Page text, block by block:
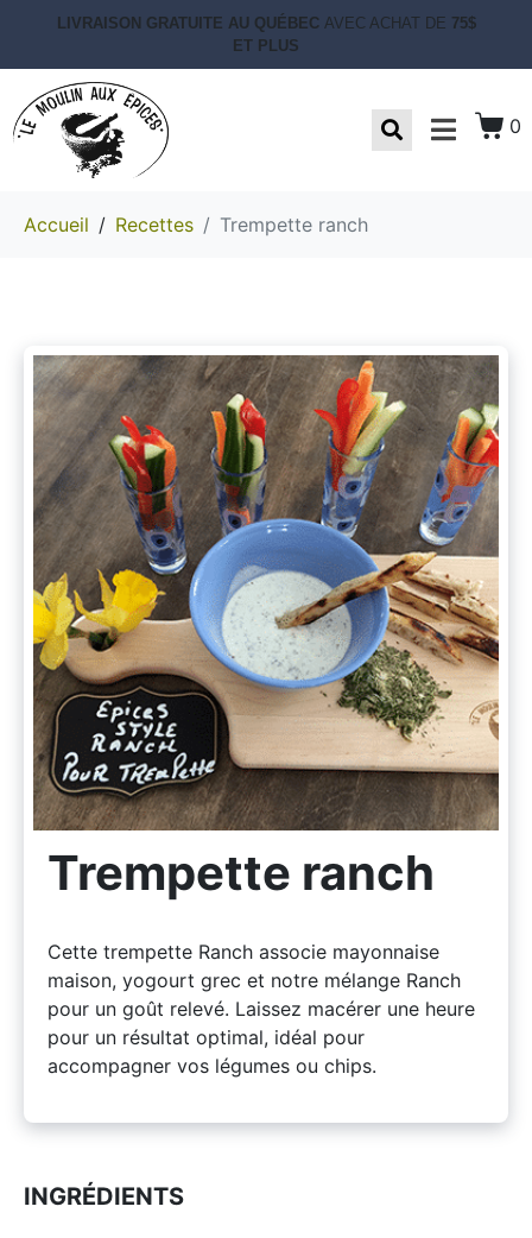
LIVRAISON GRATUITE AU QUÉBEC AVEC ACHAT DE 75$
ET PLUS
0
Accueil Recettes Trempette ranch
Trempette ranch
Cette trempette Ranch associe mayonnaise
maison, yogourt grec et notre mélange Ranch
pour un goût relevé. Laissez macérer une heure
pour un résultat optimal, idéal pour
accompagner vos légumes ou chips.
INGRÉDIENTS